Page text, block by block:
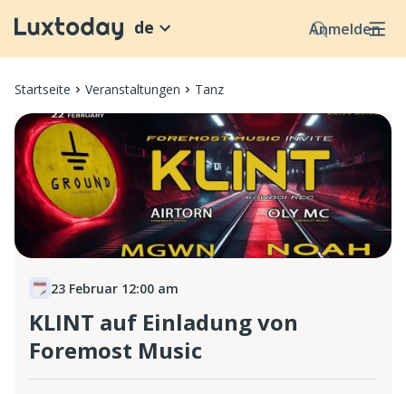
Anmelden
de
Startseite Veranstaltungen Tanz
23 Februar 12:00 am
KLINT auf Einladung von
Foremost Music